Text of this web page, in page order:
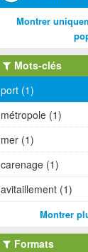
Montrer
Mots-clés
port (1)
métropole (1)
mer (1)
carenage (1)
avitaillement (1)
Montrer
Formats